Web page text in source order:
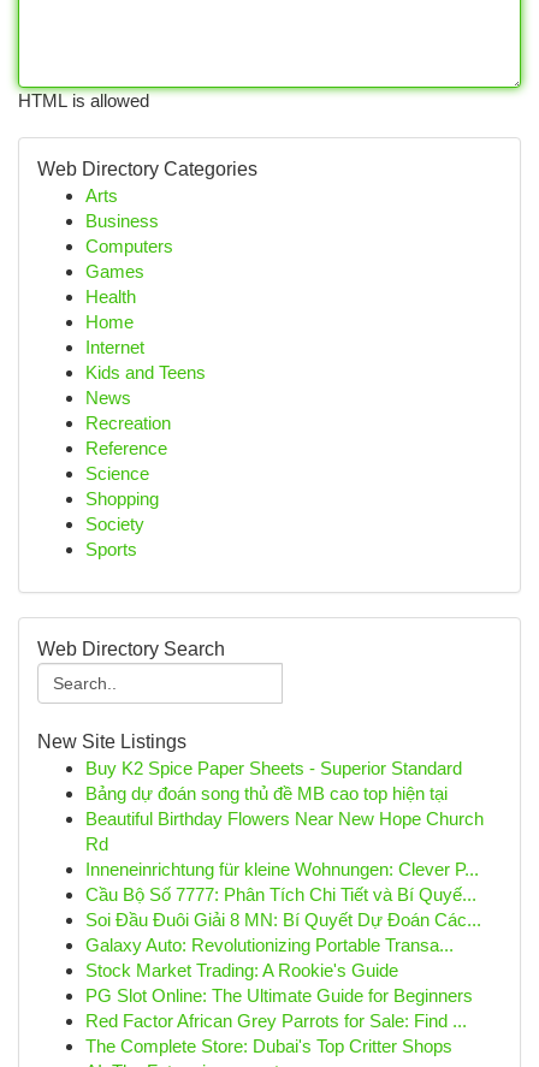
HTML is allowed
Web Directory Categories
Arts
Business
Computers
Games
Health
Home
Internet
Kids and Teens
News
Recreation
Reference
Science
Shopping
Society
Sports
Web Directory Search
New Site Listings
Buy K2 Spice Paper Sheets - Superior Standard
Bảng dự đoán song thủ đề MB cao top hiện tại
Beautiful Birthday Flowers Near New Hope Church
Rd
Inneneinrichtung für kleine Wohnungen: Clever P...
Cầu Bộ Số 7777: Phân Tích Chi Tiết và Bí Quyế...
Soi Đầu Đuôi Giải 8 MN: Bí Quyết Dự Đoán Các...
Galaxy Auto: Revolutionizing Portable Transa...
Stock Market Trading: A Rookie's Guide
PG Slot Online: The Ultimate Guide for Beginners
Red Factor African Grey Parrots for Sale: Find ...
The Complete Store: Dubai's Top Critter Shops